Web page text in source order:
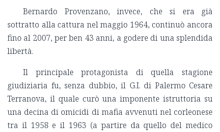
Bernardo Provenzano, invece, che si era già
sottratto alla cattura nel maggio 1964, continuò ancora
fino al 2007, per ben 43 anni, a godere di una splendida
libertà.
Il principale protagonista di quella stagione
giudiziaria fu, senza dubbio, il G.I. di Palermo Cesare
Terranova, il quale curò una imponente istruttoria su
una decina di omicidi di mafia avvenuti nel corleonese
tra il 1958 e il 1963 (a partire da quello del medico